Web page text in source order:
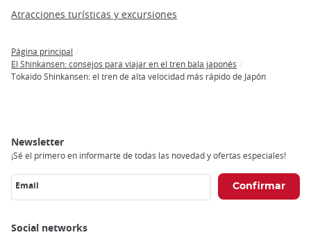
Atracciones turísticas y excursiones
Breadcrumb
Página principal
El Shinkansen: consejos para viajar en el tren bala japonés
Tokaido Shinkansen: el tren de alta velocidad más rápido de Japón
Newsletter
¡Sé el primero en informarte de todas las novedad y ofertas especiales!
Email
Social networks